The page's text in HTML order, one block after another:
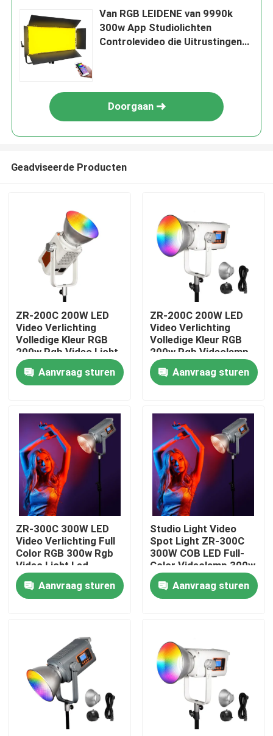
Thuis
Producten
Video's
Over ons
Fabriekstocht
Kwaliteitscontrole
Nieuws
Gevallen
LEIDENE Videostudiolichten
Van RGB LEIDENE van 9990k
300w App Studiolichten
Controlevideo die Uitrustingen
Doorgaan
Geadviseerde Producten
ZR-200C 200W LED
Video Verlichting
Volledige Kleur RGB
200w Rgb Video Licht
Led Fotografie Licht
Aanvraag sturen
ZR-200C 200W LED
Video Verlichting
Volledige Kleur RGB
200w Rgb Videolamp
2700K 6500K COB
Bowens Mount
Draadloze App Studio
Aanvraag sturen
ZR-300C 300W LED
Video Verlichting Full
Color RGB 300w Rgb
Video Licht Led
Fotografie Licht
Aanvraag sturen
Studio Light Video
Spot Light ZR-300C
300W COB LED Full-
Color Videolamp 300w
Rgb Videolamp Led
Fotografie Lamp
Aanvraag sturen